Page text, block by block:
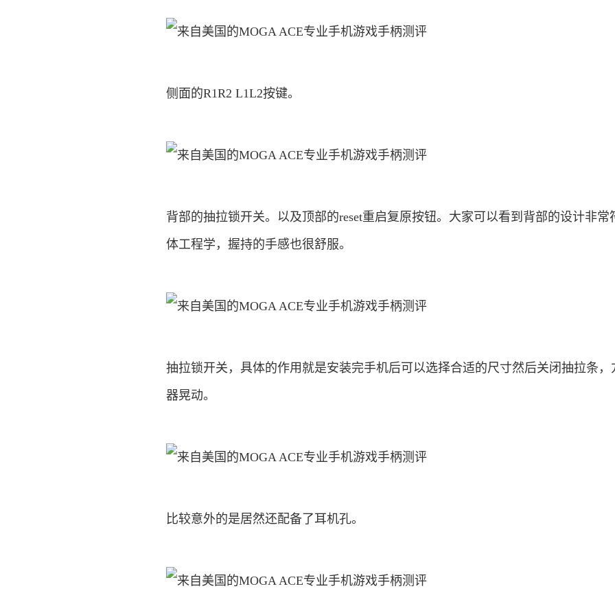
侧面的R1R2 L1L2按键。
背部的抽拉锁开关。以及顶部的reset重启复原按钮。大家可以看到背部的设计非常
体工程学，握持的手感也很舒服。
抽拉锁开关，具体的作用就是安装完手机后可以选择合适的尺寸然后关闭抽拉条，
器晃动。
比较意外的是居然还配备了耳机孔。